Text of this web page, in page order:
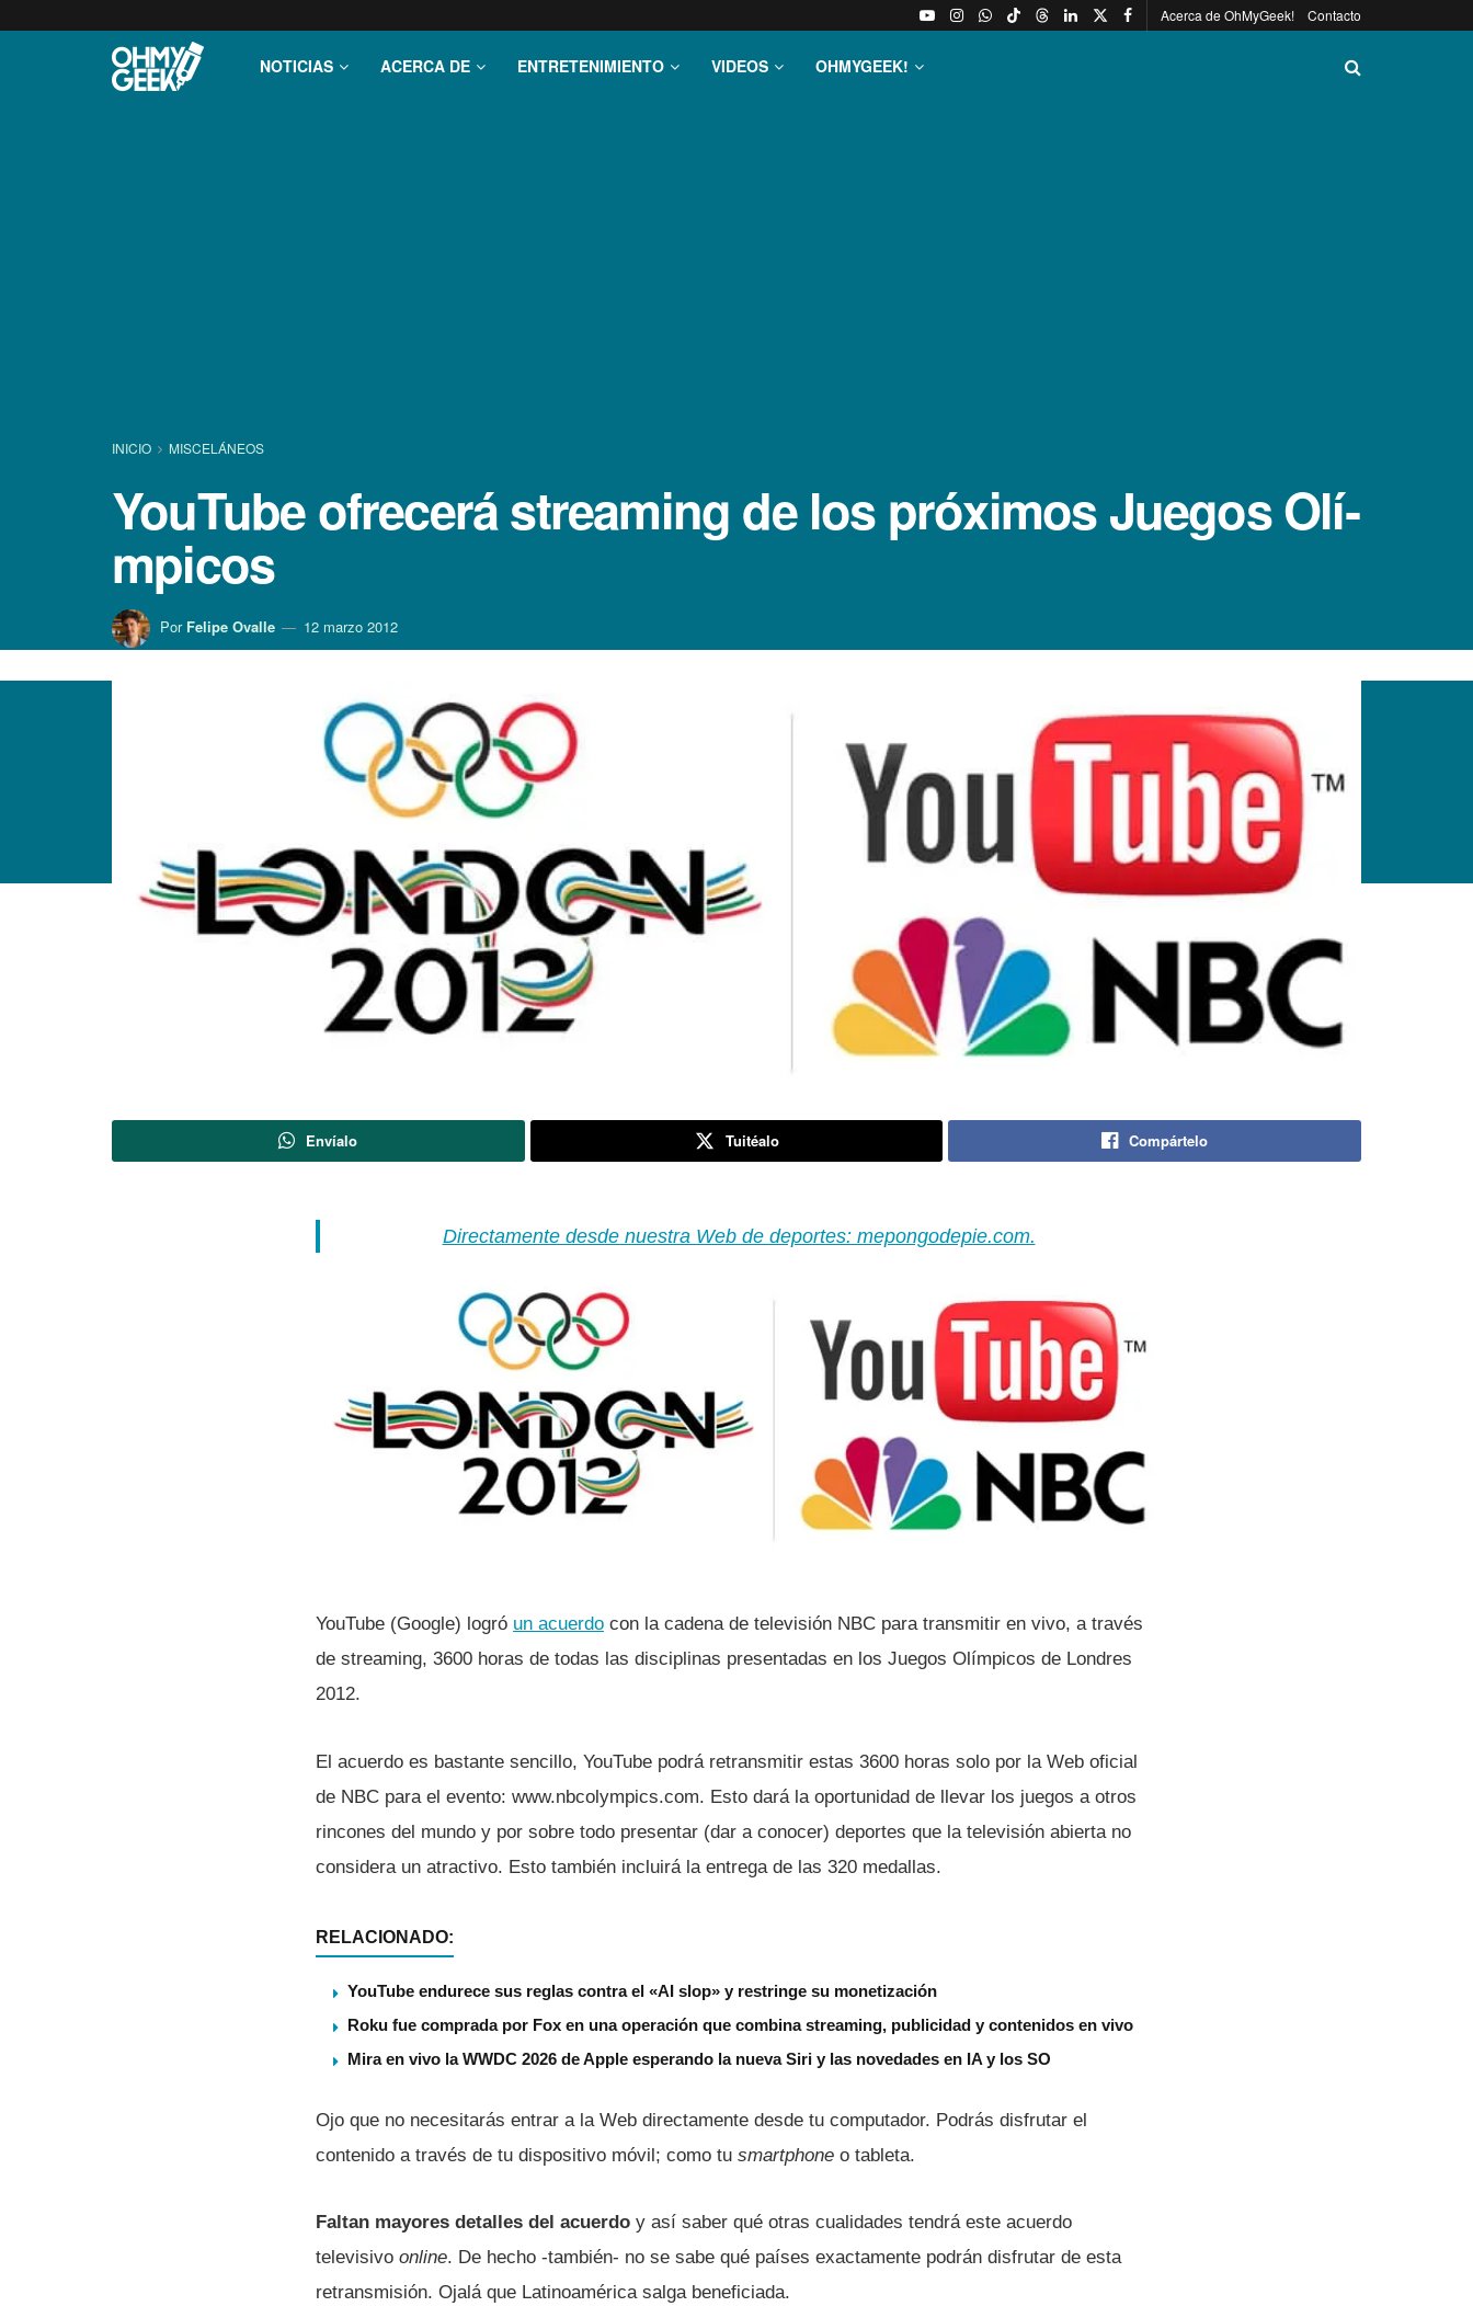
Acerca de OhMyGeek! Contacto
NOTICIAS ACERCA DE ENTRETENIMIENTO VIDEOS OHMYGEEK!
INICIO MISCELÁNEOS
YouTube ofrecerá streaming de los próximos Juegos Olí­
mpicos
Por Felipe Ovalle 12 marzo 2012
Envíalo Tuitéalo Compártelo
Directamente desde nuestra Web de deportes: mepongodepie.com.
YouTube (Google) logró un acuerdo con la cadena de televisión NBC para transmitir en vivo, a través
de streaming, 3600 horas de todas las disciplinas presentadas en los Juegos Olí­mpicos de Londres
2012.
El acuerdo es bastante sencillo, YouTube podrá retransmitir estas 3600 horas solo por la Web oficial
de NBC para el evento: www.nbcolympics.com. Esto dará la oportunidad de llevar los juegos a otros
rincones del mundo y por sobre todo presentar (dar a conocer) deportes que la televisión abierta no
considera un atractivo. Esto también incluirá la entrega de las 320 medallas.
RELACIONADO:
YouTube endurece sus reglas contra el «AI slop» y restringe su monetización
Roku fue comprada por Fox en una operación que combina streaming, publicidad y contenidos en vivo
Mira en vivo la WWDC 2026 de Apple esperando la nueva Siri y las novedades en IA y los SO
Ojo que no necesitarás entrar a la Web directamente desde tu computador. Podrás disfrutar el
contenido a través de tu dispositivo móvil; como tu smartphone o tableta.
Faltan mayores detalles del acuerdo y así­ saber qué otras cualidades tendrá este acuerdo
televisivo online. De hecho -también- no se sabe qué paí­ses exactamente podrán disfrutar de esta
retransmisión. Ojalá que Latinoamérica salga beneficiada.